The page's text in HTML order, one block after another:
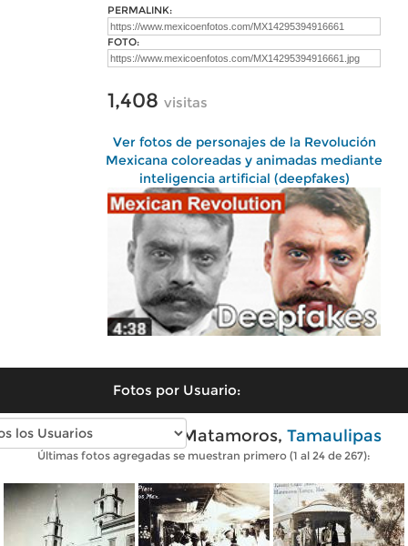
PERMALINK:
FOTO:
1,408 visitas
Ver fotos de personajes de la Revolución
Mexicana coloreadas y animadas mediante
inteligencia artificial (deepfakes)
Fotos por Usuario:
Fotos antiguas de Matamoros, Tamaulipas
Últimas fotos agregadas se muestran primero (1 al 24 de 267):